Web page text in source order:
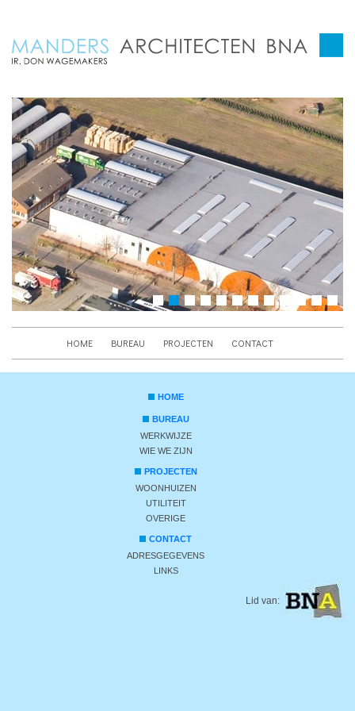
HOME BUREAU PROJECTEN CONTACT
HOME
BUREAU
WERKWIJZE
WIE WE ZIJN
PROJECTEN
WOONHUIZEN
UTILITEIT
OVERIGE
CONTACT
ADRESGEGEVENS
LINKS
Lid van: